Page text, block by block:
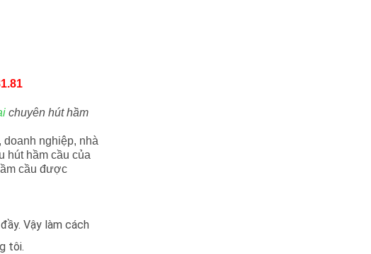
chuyên hút hầm
nghiệp, nhà
hút hầm cầu của
cầu được
Vậy làm cách
tôi.